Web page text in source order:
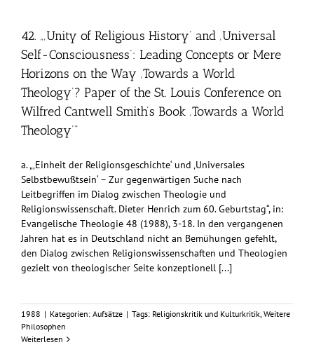
42. „‚Unity of Religious History‘ and ‚Universal
Self-Consciousness‘: Leading Concepts or Mere
Horizons on the Way ‚Towards a World
Theology‘? Paper of the St. Louis Conference on
Wilfred Cantwell Smith’s Book ‚Towards a World
Theology‘“
a. „‚Einheit der Religionsgeschichte‘ und ‚Universales
Selbstbewußtsein‘ – Zur gegenwärtigen Suche nach
Leitbegriffen im Dialog zwischen Theologie und
Religionswissenschaft. Dieter Henrich zum 60. Geburtstag“, in:
Evangelische Theologie 48 (1988), 3-18. In den vergangenen
Jahren hat es in Deutschland nicht an Bemühungen gefehlt,
den Dialog zwischen Religionswissenschaften und Theologien
gezielt von theologischer Seite konzeptionell [...]
1988 | Kategorien: Aufsätze | Tags: Religionskritik und Kulturkritik, Weitere
Philosophen
Weiterlesen